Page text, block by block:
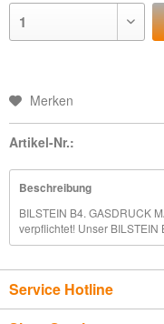
Merken
Artikel-Nr.:
Beschreibung
BILSTEIN B4. GASDRUCK
verpflichtet! Unser BILSTEIN
Service Hotline